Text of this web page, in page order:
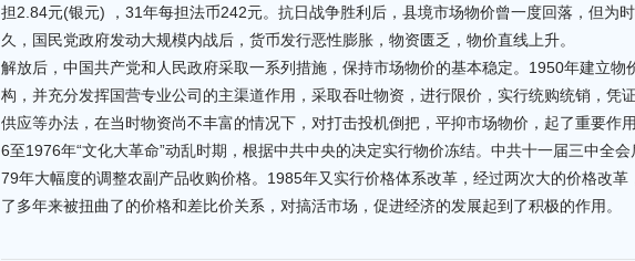
担2.84元(银元) ，31年每担法币242元。抗日战争胜利后，县境市场物价曾一度回落，但为
久，国民党政府发动大规模内战后，货币发行恶性膨胀，物资匮乏，物价直线上升。
解放后，中国共产党和人民政府采取一系列措施，保持市场物价的基本稳定。1950年建立物
构，并充分发挥国营专业公司的主渠道作用，采取吞吐物资，进行限价，实行统购统销，凭
供应等办法，在当时物资尚不丰富的情况下，对打击投机倒把，平抑市场物价，起了重要作
6至1976年“文化大革命”动乱时期，根据中共中央的决定实行物价冻结。中共十一届三中全会
79年大幅度的调整农副产品收购价格。1985年又实行价格体系改革，经过两次大的价格改革
了多年来被扭曲了的价格和差比价关系，对搞活市场，促进经济的发展起到了积极的作用。